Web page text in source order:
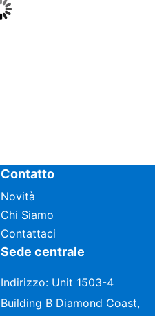
Contatto
Novità
Chi Siamo
Contattaci
Sede centrale
Indirizzo: Unit 1503-4
Building B Diamond Coast,